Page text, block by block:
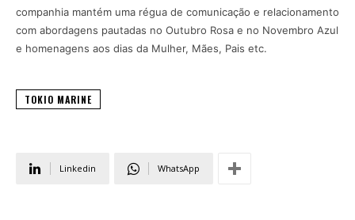
companhia mantém uma régua de comunicação e relacionamento
com abordagens pautadas no Outubro Rosa e no Novembro Azul
e homenagens aos dias da Mulher, Mães, Pais etc.
TOKIO MARINE
Linkedin WhatsApp